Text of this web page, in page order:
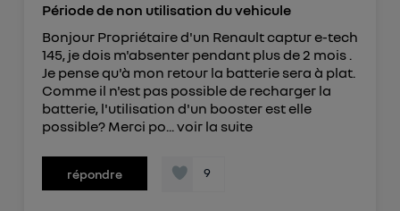
Période de non utilisation du vehicule
Bonjour Propriétaire d'un Renault captur e-tech
145, je dois m'absenter pendant plus de 2 mois .
Je pense qu'à mon retour la batterie sera à plat.
Comme il n'est pas possible de recharger la
batterie, l'utilisation d'un booster est elle
possible? Merci po...voir la suite
répondre 9